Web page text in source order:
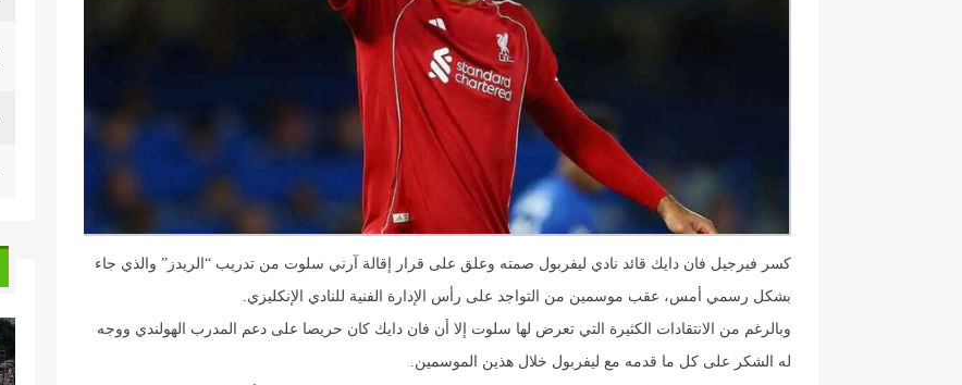
كسر فيرجيل فان دايك قائد نادي ليفربول صمته وعلق على قرار إقالة آرني سلوت من تدريب “الريدز” والذي جاء
بشكل رسمي أمس، عقب موسمين من التواجد على رأس الإدارة الفنية للنادي الإنكليزي.
وبالرغم من الانتقادات الكثيرة التي تعرض لها سلوت إلا أن فان دايك كان حريصا على دعم المدرب الهولندي ووجه
له الشكر على كل ما قدمه مع ليفربول خلال هذين الموسمين.